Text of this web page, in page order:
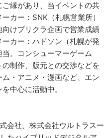
縁があり、当イベントの共
カー：SNK（札幌営業所）
けプリクラ企画で営業成績
カー：ハドソン（札幌が発
。コンシューマーゲーム
制作、版元との交渉などを
・アニメ・漫画など、エン
中心に活動中。
会社、株式会社ウルトラスー